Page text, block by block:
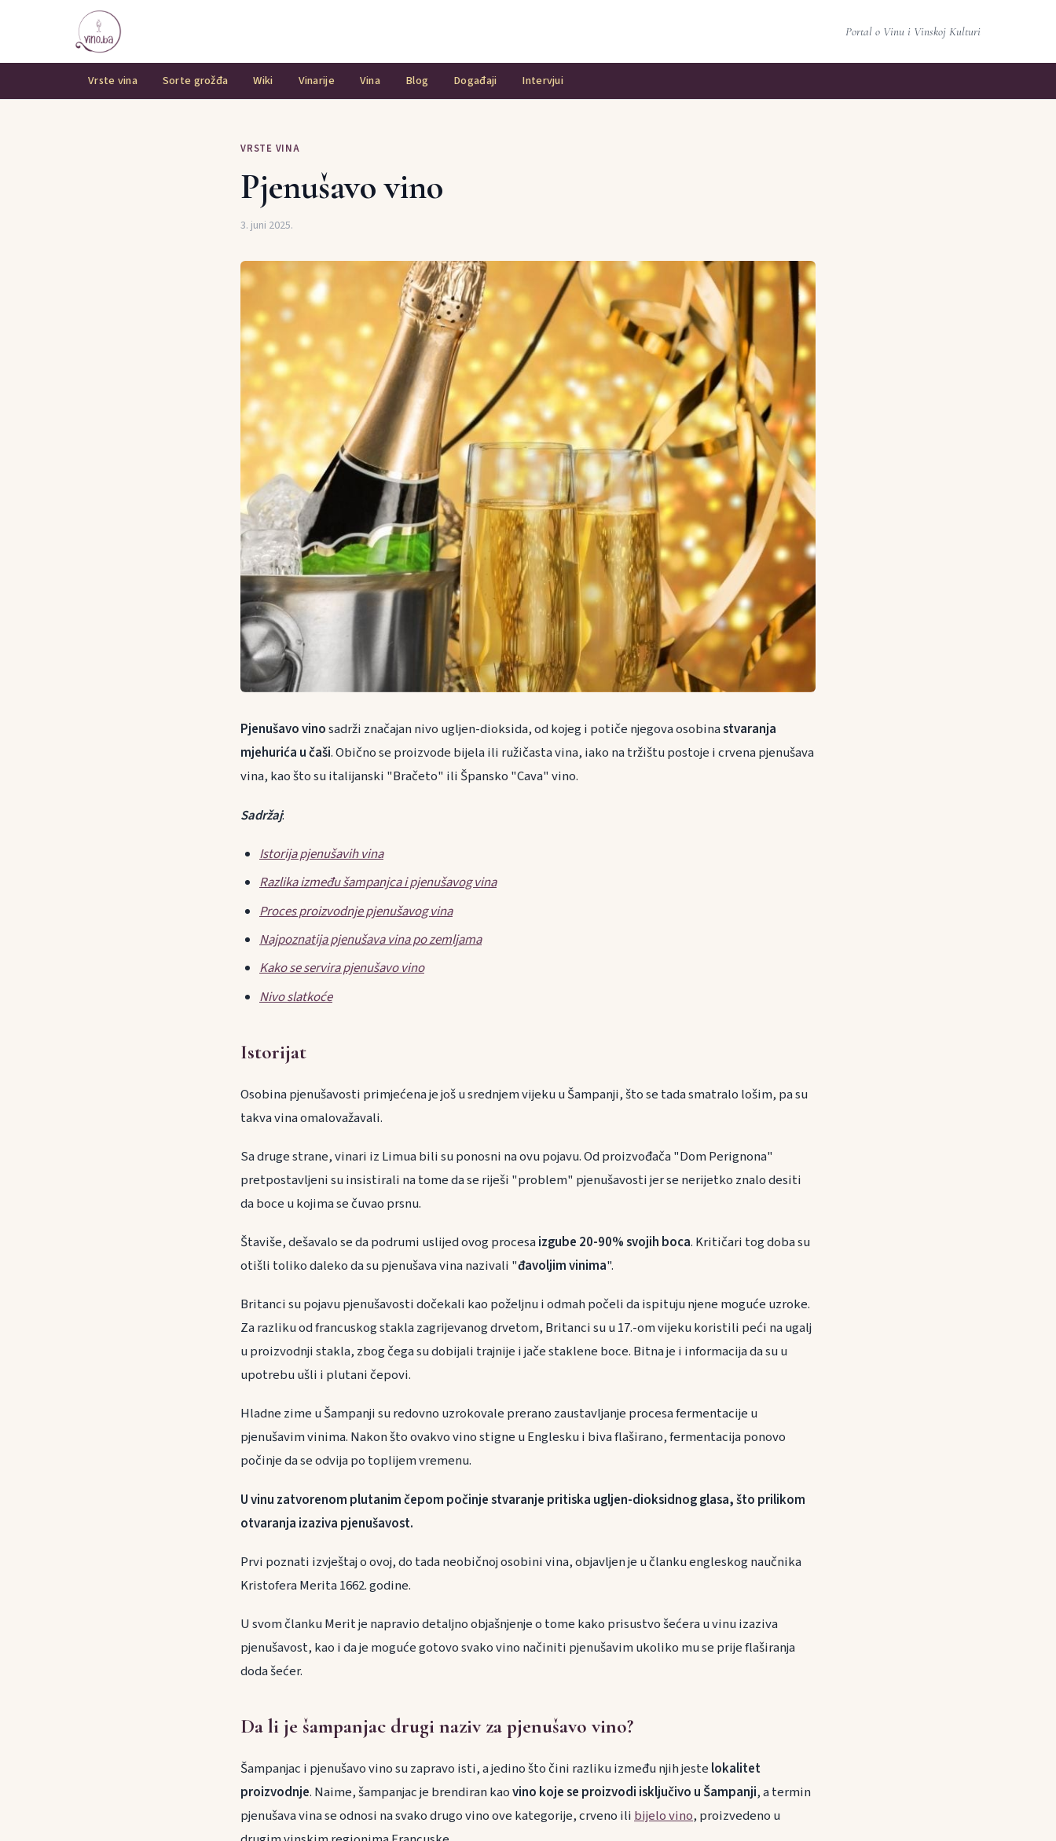
Portal o Vinu i Vinskoj Kulturi
Vrste vina Sorte grožđa Wiki Vinarije Vina Blog Događaji Intervjui
VRSTE VINA
Pjenušavo vino
3. juni 2025.
Pjenušavo vinosadrži značajan nivo ugljen-dioksida, od kojeg i potiče njegova osobinastvaranja
mjehurića u čaši. Obično se proizvode bijela ili ružičasta vina, iako na tržištu postoje i crvena pjenušava
vina, kao što su italijanski "Bračeto" ili Špansko "Cava" vino.
Sadržaj:
Istorija pjenušavih vina
Razlika između šampanjca i pjenušavog vina
Proces proizvodnje pjenušavog vina
Najpoznatija pjenušava vina po zemljama
Kako se servira pjenušavo vino
Nivo slatkoće
Istorijat
Osobina pjenušavosti primjećena je još u srednjem vijeku u Šampanji, što se tada smatralo lošim, pa su
takva vina omalovažavali.
Sa druge strane, vinari iz Limua bili su ponosni na ovu pojavu. Od proizvođača "Dom Perignona"
pretpostavljeni su insistirali na tome da se riješi "problem" pjenušavosti jer se nerijetko znalo desiti
da boce u kojima se čuvao prsnu.
Štaviše, dešavalo se da podrumi uslijed ovog procesaizgube 20-90% svojih boca. Kritičari tog doba su
otišli toliko daleko da su pjenušava vina nazivali "đavoljim vinima".
Britanci su pojavu pjenušavosti dočekali kao poželjnu i odmah počeli da ispituju njene moguće uzroke.
Za razliku od francuskog stakla zagrijevanog drvetom, Britanci su u 17.-om vijeku koristili peći na ugalj
u proizvodnji stakla, zbog čega su dobijali trajnije i jače staklene boce. Bitna je i informacija da su u
upotrebu ušli i plutani čepovi.
Hladne zime u Šampanji su redovno uzrokovale prerano zaustavljanje procesa fermentacije u
pjenušavim vinima. Nakon što ovakvo vino stigne u Englesku i biva flaširano, fermentacija ponovo
počinje da se odvija po toplijem vremenu.
U vinu zatvorenom plutanim čepom počinje stvaranje pritiska ugljen-dioksidnog glasa, što prilikom
otvaranja izaziva pjenušavost.
Prvi poznati izvještaj o ovoj, do tada neobičnoj osobini vina, objavljen je u članku engleskog naučnika
Kristofera Merita 1662. godine.
U svom članku Merit je napravio detaljno objašnjenje o tome kako prisustvo šećera u vinu izaziva
pjenušavost, kao i da je moguće gotovo svako vino načiniti pjenušavim ukoliko mu se prije flaširanja
doda šećer.
Da li je šampanjac drugi naziv za pjenušavo vino?
Šampanjac i pjenušavo vino su zapravo isti, a jedino što čini razliku između njih jeste lokalitet
proizvodnje. Naime, šampanjac je brendiran kaovino koje se proizvodi isključivo u Šampanji, a termin
pjenušava vina se odnosi na svako drugo vino ove kategorije, crveno ilibijelo vino, proizvedeno u